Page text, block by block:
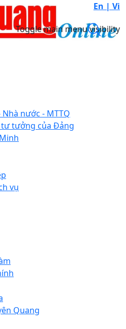
En | Vi
Toggle main menu visibility
nước - MTTQ
tư tưởng của Đảng
vụ
Quang